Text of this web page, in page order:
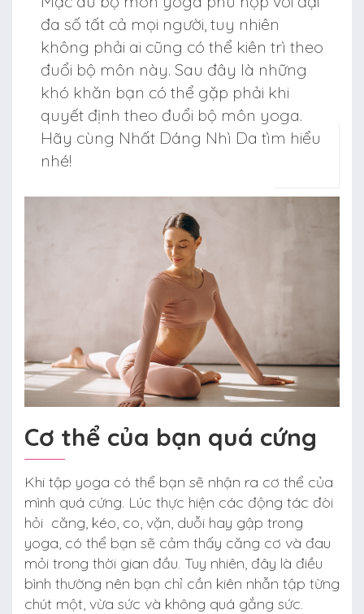
đa số tất cả mọi người, tuy nhiên
không phải ai cũng có thể kiên trì theo
đuổi bộ môn này. Sau đây là những
khó khăn bạn có thể gặp phải khi
quyết định theo đuổi bộ môn yoga.
Hãy cùng Nhất Dáng Nhì Da tìm hiểu
nhé!
Cơ thể của bạn quá cứng
Khi tập yoga có thể bạn sẽ nhận ra cơ thể của
mình quá cứng. Lúc thực hiện các động tác đòi
hỏi căng, kéo, co, vặn, duỗi hay gập trong
yoga, có thể bạn sẽ cảm thấy căng cơ và đau
mỏi trong thời gian đầu. Tuy nhiên, đây là điều
bình thường nên bạn chỉ cần kiên nhẫn tập từng
chút một, vừa sức và không quá gắng sức.